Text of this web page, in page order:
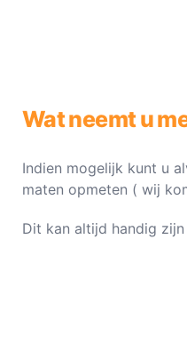
Wat neemt u
Indien mogelijk kunt u
maten opmeten ( wij
Dit kan altijd handig